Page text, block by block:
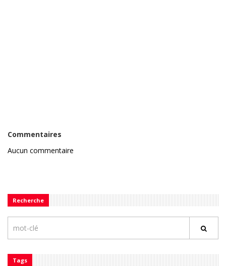
Commentaires
Aucun commentaire
Recherche
Tags